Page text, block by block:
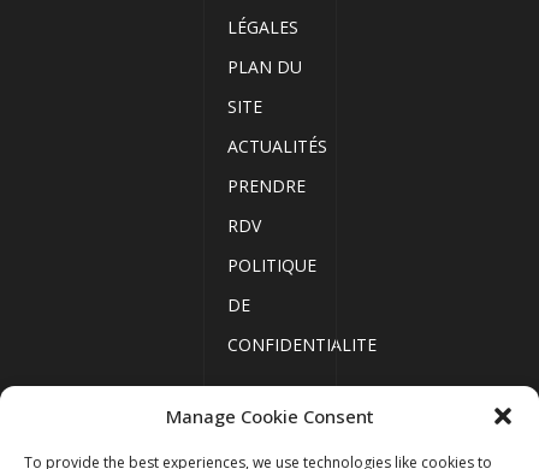
Manage Cookie Consent
To provide the best experiences, we use technologies like cookies to
LÉGALES
PLAN DU
SITE
ACTUALITÉS
PRENDRE
RDV
POLITIQUE
DE
CONFIDENTIALITE